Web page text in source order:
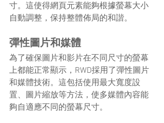
寸。這使得網頁元素能夠根據螢幕大小
自動調整，保持整體佈局的和諧。
彈性圖片和媒體
為了確保圖片和影片在不同尺寸的螢幕
上都能正常顯示，RWD採用了彈性圖片
和媒體技術。這包括使用最大寬度設
置、圖片縮放等方法，使多媒體內容能
夠自適應不同的螢幕尺寸。